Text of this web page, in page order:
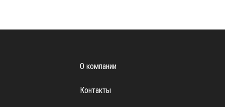
О компании
Контакты